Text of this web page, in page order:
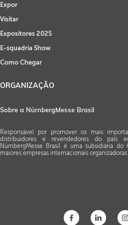
Expor
Visitar
Expositores 2025
E-squadria Show
Como Chegar
ORGANIZAÇÃO
Sobre a NürnbergMesse Brasil
Responsável por promover os mais
distribuidores e revendedores do país
NürnbergMesse Brasil é uma subsidiária
maiores empresas internacionais